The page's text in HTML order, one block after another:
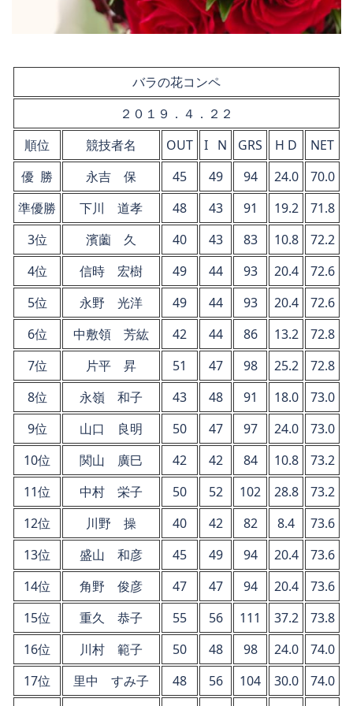
バラの花コンペ
２０１９．４．２２
順位
競技者名 OUT I N GRS H D
NET
優 勝
永吉 保 45 49 94 24.0
70.0
準優勝
下川 道孝 48 43 91 19.2
71.8
3位
濱薗 久 40 43 83 10.8
72.2
4位
信時 宏樹 49 44 93 20.4
72.6
5位
永野 光洋 49 44 93 20.4
72.6
6位
中敷領 芳紘 42 44 86 13.2
72.8
7位
片平 昇 51 47 98 25.2
72.8
8位
永嶺 和子 43 48 91 18.0
73.0
9位
山口 良明 50 47 97 24.0
73.0
10位
関山 廣巳 42 42 84 10.8
73.2
11位
中村 栄子 50 52 102 28.8
73.2
12位
川野 操 40 42 82 8.4
73.6
13位
盛山 和彦 45 49 94 20.4
73.6
14位
角野 俊彦 47 47 94 20.4
73.6
15位
重久 恭子 55 56 111 37.2
73.8
16位
川村 範子 50 48 98 24.0
74.0
17位
里中 すみ子 48 56 104 30.0
74.0